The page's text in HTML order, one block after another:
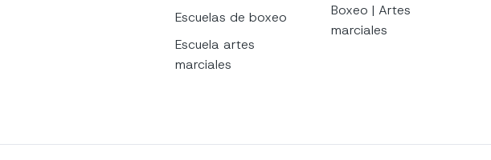
Escuelas de boxeo
Escuela artes
marciales
Boxeo | Artes
marciales